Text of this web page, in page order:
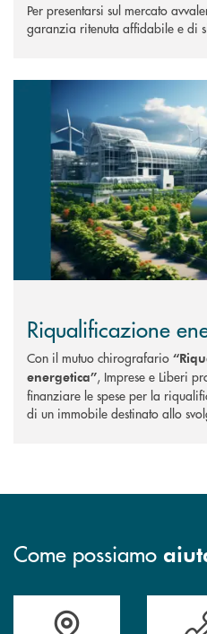
Per presentarsi sul mercato
garanzia ritenuta affidabile e di
Riqualificazione
Con il mutuo chirografario
energetica”, Imprese e Liberi
finanziare le spese per la
di un immobile destinato allo
Come possiamo
Accedi all' elenco completo delle
Hai